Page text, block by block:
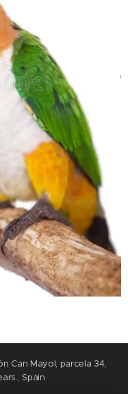
Can Mayol, parcela 34,
Spain